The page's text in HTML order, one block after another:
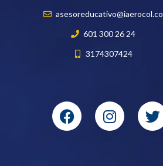
asesoreducativo@iaerocol.co
601 300 26 24
3174307424